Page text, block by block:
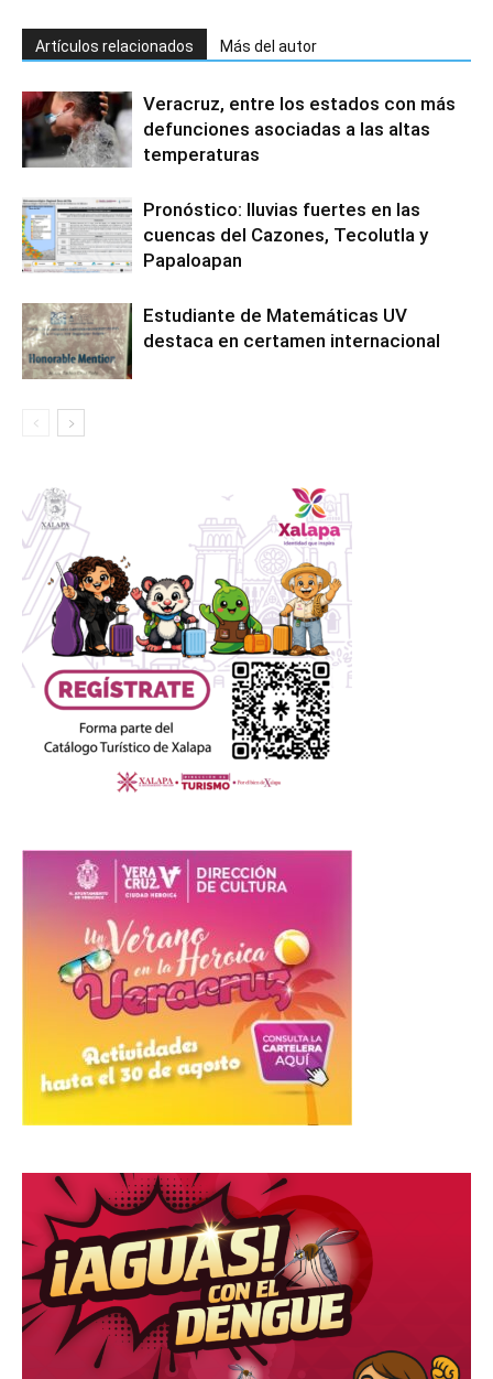
Artículos relacionados Más del autor
Veracruz, entre los estados con más
defunciones asociadas a las altas
temperaturas
Pronóstico: lluvias fuertes en las
cuencas del Cazones, Tecolutla y
Papaloapan
Estudiante de Matemáticas UV
destaca en certamen internacional